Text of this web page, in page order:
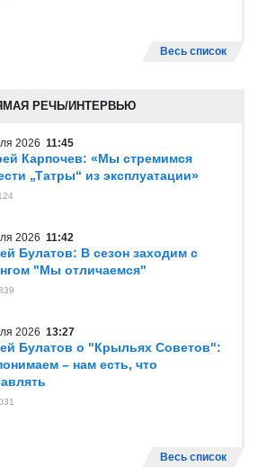
Весь список
РЕЧЬ/ИНТЕРВЬЮ
2026 11:45
Карпочев: «Мы стремимся
„Татры“ из эксплуатации»
2026 11:42
Булатов: В сезон заходим с
"Мы отличаемся"
2026 13:27
Булатов о "Крыльях Советов":
– нам есть, что
Весь список